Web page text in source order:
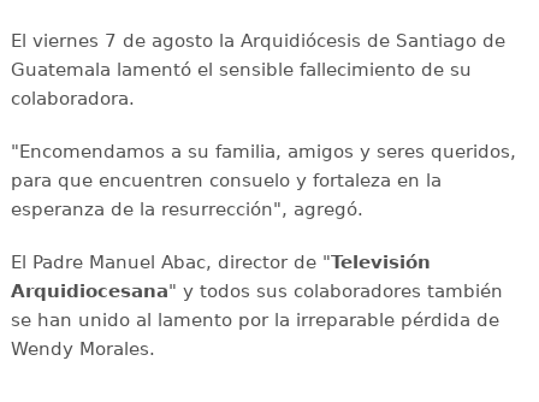
El viernes 7 de agosto la Arquidiócesis de Santiago de
Guatemala lamentó el sensible fallecimiento de su
colaboradora.
"Encomendamos a su familia, amigos y seres queridos,
para que encuentren consuelo y fortaleza en la
esperanza de la resurrección", agregó.
El Padre Manuel Abac, director de "Televisión
Arquidiocesana" y todos sus colaboradores también
se han unido al lamento por la irreparable pérdida de
Wendy Morales.